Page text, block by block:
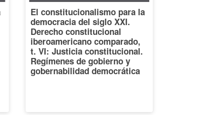
El constitucionalismo para la
democracia del siglo XXI.
Derecho constitucional
iberoamericano comparado,
t. VI: Justicia constitucional.
Regímenes de gobierno y
gobernabilidad democrática